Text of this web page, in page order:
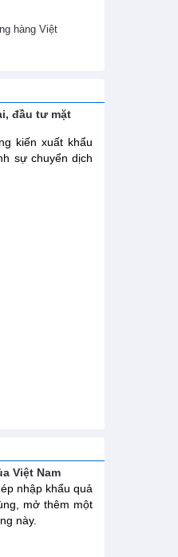
hàng Việt
đầu tư mặt
kiến xuất khẩu
sự chuyển dịch
Việt Nam
nhập khẩu quả
mở thêm một
này.